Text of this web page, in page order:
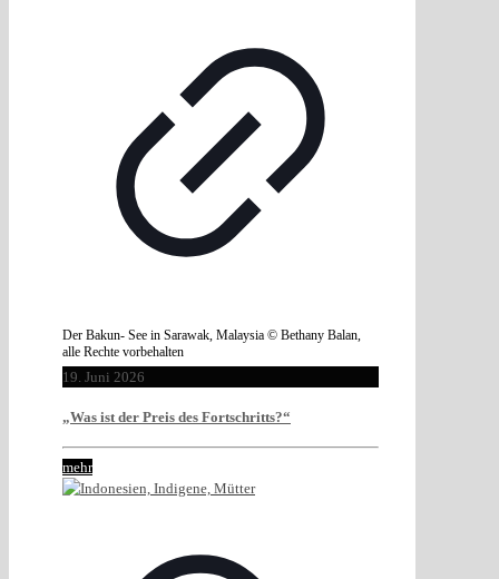
Der Bakun- See in Sarawak, Malaysia © Bethany Balan,
alle Rechte vorbehalten
19. Juni 2026
„Was ist der Preis des Fortschritts?“
mehr